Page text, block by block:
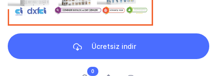
Ücretsiz indir
0